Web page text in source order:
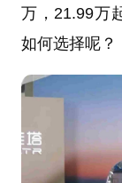
万，21.99万
如何选择呢？